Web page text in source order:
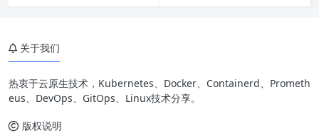
关于我们
热衷于云原生技术，Kubernetes、Docker、Containerd、Prometh
eus、DevOps、GitOps、Linux技术分享。
版权说明